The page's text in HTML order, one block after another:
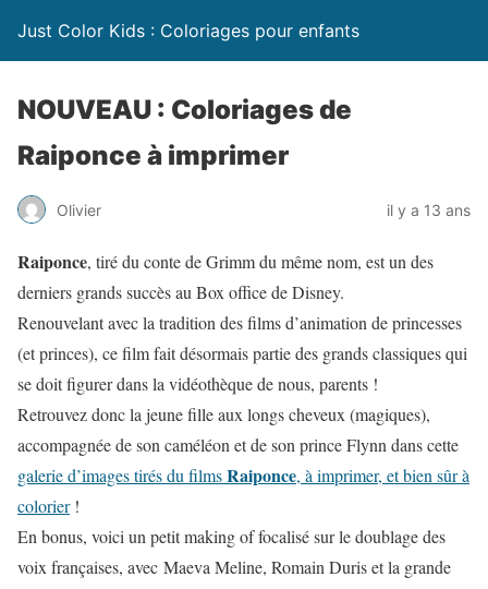
Just Color Kids : Coloriages pour enfants
NOUVEAU : Coloriages de
Raiponce à imprimer
Olivier il y a 13 ans
Raiponce, tiré du conte de Grimm du même nom, est un des
derniers grands succès au Box office de Disney.
Renouvelant avec la tradition des films d’animation de princesses
(et princes), ce film fait désormais partie des grands classiques qui
se doit figurer dans la vidéothèque de nous, parents !
Retrouvez donc la jeune fille aux longs cheveux (magiques),
accompagnée de son caméléon et de son prince Flynn dans cette
galerie d’images tirés du filmsRaiponce, à imprimer, et bien sûr à
colorier!
En bonus, voici un petit making of focalisé sur le doublage des
voix françaises, avec Maeva Meline, Romain Duris et la grande